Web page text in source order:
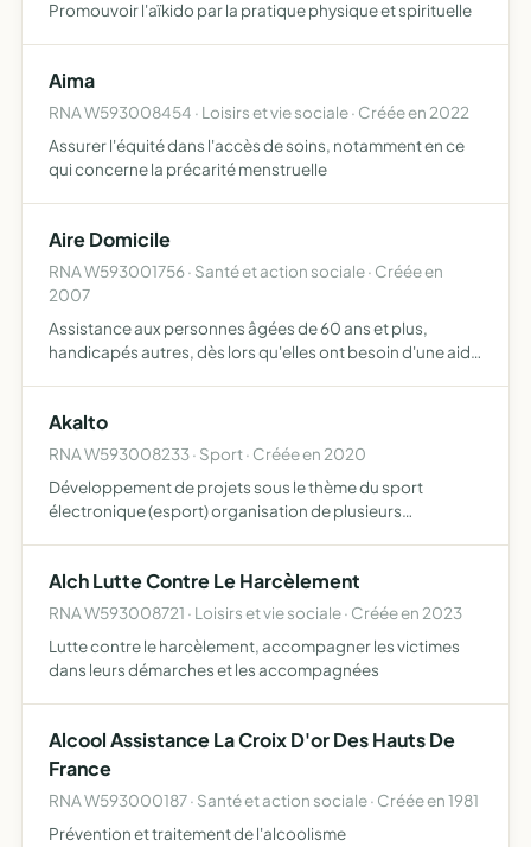
Promouvoir l'aïkido par la pratique physique et spirituelle
Aima
RNA W593008454 · Loisirs et vie sociale · Créée en 2022
Assurer l'équité dans l'accès de soins, notamment en ce
qui concerne la précarité menstruelle
Aire Domicile
RNA W593001756 · Santé et action sociale · Créée en
2007
Assistance aux personnes âgées de 60 ans et plus,
handicapés autres, dès lors qu'elles ont besoin d'une aide
(VAE)
Akalto
RNA W593008233 · Sport · Créée en 2020
Développement de projets sous le thème du sport
électronique (esport) organisation de plusieurs
entraînements de joueurs esp…
Alch Lutte Contre Le Harcèlement
RNA W593008721 · Loisirs et vie sociale · Créée en 2023
Lutte contre le harcèlement, accompagner les victimes
dans leurs démarches et les accompagnées
Alcool Assistance La Croix D'or Des Hauts De
France
RNA W593000187 · Santé et action sociale · Créée en 1981
Prévention et traitement de l'alcoolisme